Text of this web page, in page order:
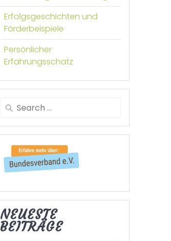
Erfolgsgeschichten und
Förderbeispiele
Persönlicher
Erfahrungsschatz
Search
NEUESTE
BEITRÄGE